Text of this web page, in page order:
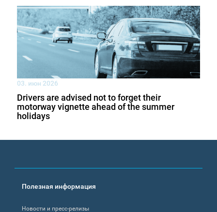
03. июн 2026
Drivers are advised not to forget their
motorway vignette ahead of the summer
holidays
Footer
Полезная информация
Новости и пресс-релизы